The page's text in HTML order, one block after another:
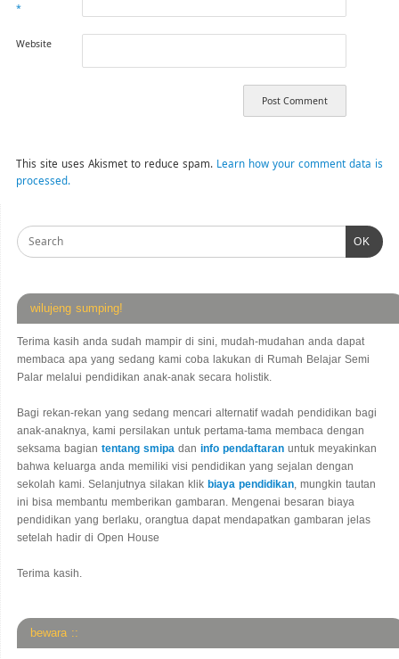
*
Website
This site uses Akismet to reduce spam. Learn how your comment data is
processed.
OK
wilujeng sumping!
Terima kasih anda sudah mampir di sini, mudah-mudahan anda dapat
membaca apa yang sedang kami coba lakukan di Rumah Belajar Semi
Palar melalui pendidikan anak-anak secara holistik.
Bagi rekan-rekan yang sedang mencari alternatif wadah pendidikan bagi
anak-anaknya, kami persilakan untuk pertama-tama membaca dengan
seksama bagian tentang smipa dan info pendaftaran untuk meyakinkan
bahwa keluarga anda memiliki visi pendidikan yang sejalan dengan
sekolah kami. Selanjutnya silakan klik biaya pendidikan, mungkin tautan
ini bisa membantu memberikan gambaran. Mengenai besaran biaya
pendidikan yang berlaku, orangtua dapat mendapatkan gambaran jelas
setelah hadir di Open House
Terima kasih.
bewara ::